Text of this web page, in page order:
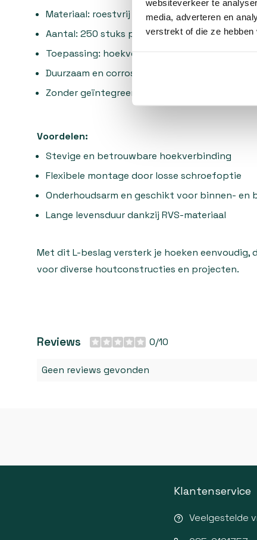
websiteverkeer te
media, adverteren en
verstrekt of die ze
Materiaal: roestvrij staal (RVS), 2 mm dik
Aantal: 250 stuks per verpakking
Toepassing: hoekverbindingen in
Duurzaam en corrosiebestendig
Zonder geïntegreerde schroef voor flexibele
Voordelen:
Stevige en betrouwbare hoekverbinding
Flexibele montage door losse schroefoptie
Onderhoudsarm en geschikt voor binnen- en
Lange levensduur dankzij RVS-materiaal
Met dit L-beslag versterk je hoeken eenvoudig,
voor diverse houtconstructies en projecten.
Reviews 0/10
Geen reviews gevonden
Klantenservice
Veelgestelde